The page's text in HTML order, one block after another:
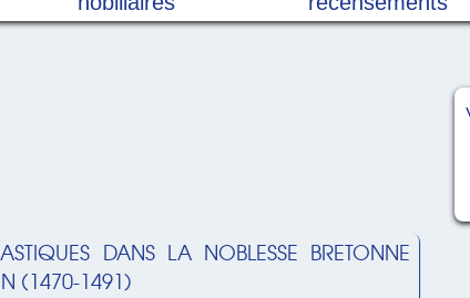
DANS LA NOBLESSE BRETONNE
(1470-1491)